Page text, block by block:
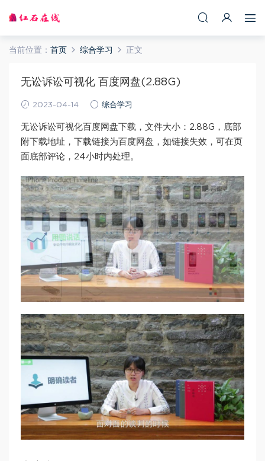
当前位置： 首页 综合学习 正文
无讼诉讼可视化 百度网盘(2.88G)
2023-04-14 综合学习
无讼诉讼可视化百度网盘下载，文件大小：2.88G，底部
附下载地址，下载链接为百度网盘，如链接失效，可在页
面底部评论，24小时内处理。